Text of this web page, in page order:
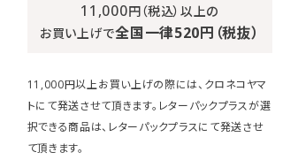
11,000円（税込）以上の
お買い上げで全国一律520円（税抜）
11,000円以上お買い上げの際には、クロネコヤマ
トにて発送させて頂きます。レターパックプラスが選
択できる商品は、レターパックプラスにて発送させ
て頂きます。